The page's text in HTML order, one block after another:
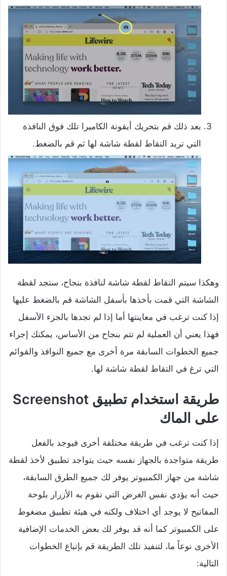
بعد ذلك قم بتحريك أيقونة الكاميرا تلك فوق النافذة
التي تريد التقاط لقطة شاشة لها ثم قم بالضغط.
وهكذا سيتم التقاط لقطة شاشة لنافذة بنجاح، ستجد لقطة
الشاشة التي قمت بأخذها بأسفل الشاشة قم بالضغط عليها
إذا كنت ترغب في معاينتها أما إذا لم تجدها بالجزء الأسفل
فهذا يعني أن العملية لم تتم بنجاح من الأساس، يمكنك إجراء
جميع الخطوات السابقة مرة أخرى مع جميع النوافذ والقوائم
التي ترغ في التقاط لقطة شاشة لها.
طريقة استخدام تطبيق Screenshot
على الماك
إذا كنت ترغب في طريقة مختلفة أخرى فيوجد بالفعل
طريقة متواجدة بالجهاز نفسه حيث يتواجد تطبيق لأخذ لقطة
شاشة من جهاز الكمبيوتر يوفر لك جميع الطرق السابقة،
حيث أنه يؤدي نفس الغرض التي تقوم به الأزرار بلوحة
المفاتيح لا يوجد أي اختلاف ولكنه في هيئة تطبيق مضغوط
على الكمبيوتر كما أنه قد يوفر لك بعض الخدمات الإضافية
الأخرى نوعاً ما، لتنفيذ تلك الطريقة قم بإتباع الخطوات
التالية: